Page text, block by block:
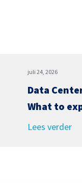
juli 24, 2026
Data
What to
Lees verder